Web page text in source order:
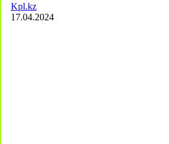
Kpl.kz
17.04.2024